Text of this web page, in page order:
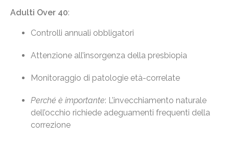
Adulti Over 40:
Controlli annuali obbligatori
Attenzione all’insorgenza della presbiopia
Monitoraggio di patologie età-correlate
Perché è importante: L’invecchiamento naturale
dell’occhio richiede adeguamenti frequenti della
correzione